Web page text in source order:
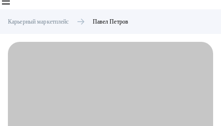
Карьерный маркетплейс Павел Петров